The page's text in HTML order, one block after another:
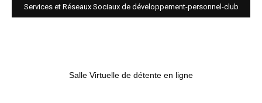
Services et Réseaux Sociaux de développement-personnel-club
Salle Virtuelle de détente en ligne